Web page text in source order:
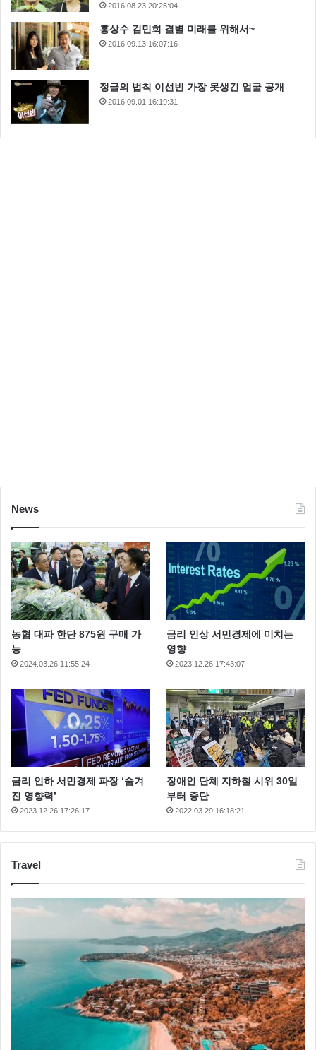
2016.08.23 20:25:04
홍상수 김민희 결별 미래를 위해서~
2016.09.13 16:07:16
정글의 법칙 이선빈 가장 못생긴 얼굴 공개
2016.09.01 16:19:31
News
농협 대파 한단 875원 구매 가
능
2024.03.26 11:55:24
금리 인상 서민경제에 미치는
영향
2023.12.26 17:43:07
금리 인하 서민경제 파장 ‘숨겨
진 영향력’
2023.12.26 17:26:17
장애인 단체 지하철 시위 30일
부터 중단
2022.03.29 16:18:21
Travel